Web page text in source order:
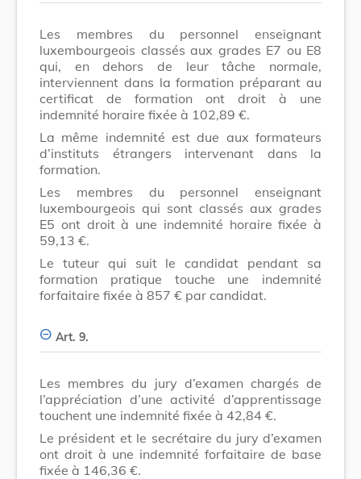
Les membres du personnel enseignant
luxembourgeois classés aux grades E7 ou E8
qui, en dehors de leur tâche normale,
interviennent dans la formation préparant au
certificat de formation ont droit à une
indemnité horaire fixée à 102,89 €.
La même indemnité est due aux formateurs
d’instituts étrangers intervenant dans la
formation.
Les membres du personnel enseignant
luxembourgeois qui sont classés aux grades
E5 ont droit à une indemnité horaire fixée à
59,13 €.
Le tuteur qui suit le candidat pendant sa
formation pratique touche une indemnité
forfaitaire fixée à 857 € par candidat.
Art. 9.
Les membres du jury d’examen chargés de
l’appréciation d’une activité d’apprentissage
touchent une indemnité fixée à 42,84 €.
Le président et le secrétaire du jury d’examen
ont droit à une indemnité forfaitaire de base
fixée à 146,36 €.